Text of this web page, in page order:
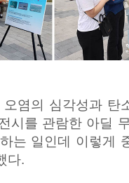
염의 심각성과 탄
시를 관람한 아딜
는 일인데 이렇게
다.